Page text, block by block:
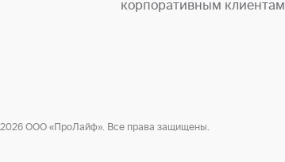
корпоративным клиентам
ООО «ПроЛайф». Все права защищены.